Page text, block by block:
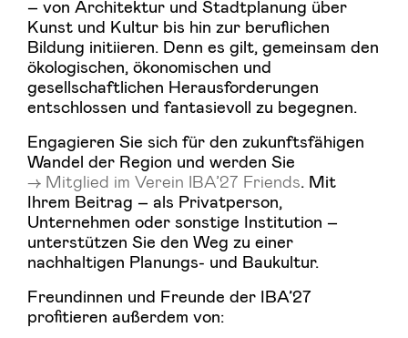
– von Architektur und Stadtplanung über
Kunst und Kultur bis hin zur beruflichen
Bildung initiieren. Denn es gilt, gemeinsam den
ökologischen, ökonomischen und
gesellschaftlichen Herausforderungen
entschlossen und fantasievoll zu begegnen.
Engagieren Sie sich für den zukunftsfähigen
Wandel der Region und werden Sie
Mitglied im Verein IBA’27 Friends. Mit
Ihrem Beitrag – als Privatperson,
Unternehmen oder sonstige Institution –
unterstützen Sie den Weg zu einer
nachhaltigen Planungs- und Baukultur.
Freundinnen und Freunde der IBA’27
profitieren außerdem von: